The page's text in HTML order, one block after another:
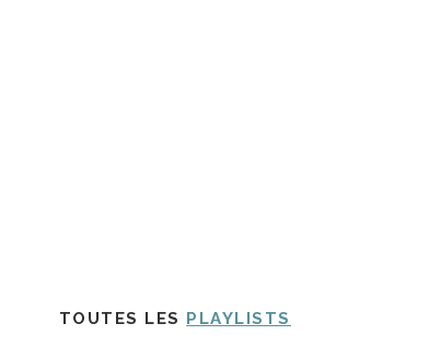
TOUTES LES PLAYLISTS